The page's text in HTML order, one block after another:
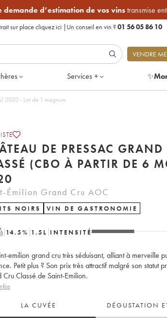
d’estimation de vos vinstransmise
sur place cliquez ici | Un conseil en vin ?01 56 05 86 10
VENDRE
Services + ✨
2020 - Lot de 1 magnum
DE PRESSAC GRAND
(CBO À PARTIR DE 6
Émilion Grand Cru AOC
NOIRS VIN DE GASTRONOMIE
14.5% 1.5 L INTENSITÉ
emilion grand cru très séduisant, alliant à merveille
Petit plus ? Son prix très attractif malgré son statut
Classé de Saint-Emilion.
LA CUVÉE DÉGUSTATION